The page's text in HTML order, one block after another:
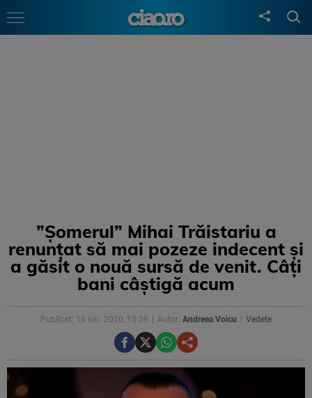
”Șomerul” Mihai Trăistariu a
renunțat să mai pozeze indecent și
a găsit o nouă sursă de venit. Câți
bani câștigă acum
Publicat: 16 iun. 2020, 13:59 Autor: Andreea Voicu Vedete